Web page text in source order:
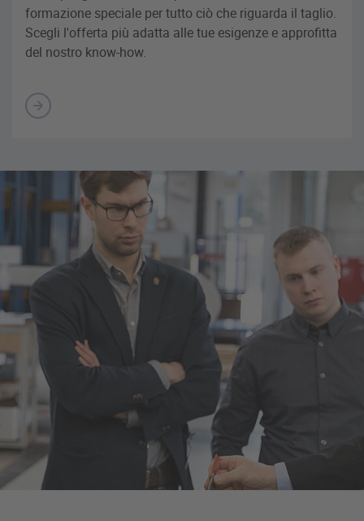
formazione speciale per tutto ciò che riguarda il taglio.
Scegli l'offerta più adatta alle tue esigenze e approfitta
del nostro know-how.